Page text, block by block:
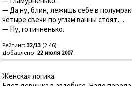
— Да ну, блин, лежишь себе в
четыре свечи по углам ванны стоят…
— Ну, готичненько.
Рейтинг: 32/13 (2.46)
Добавлено: 22 июля 2007
Женская логика.